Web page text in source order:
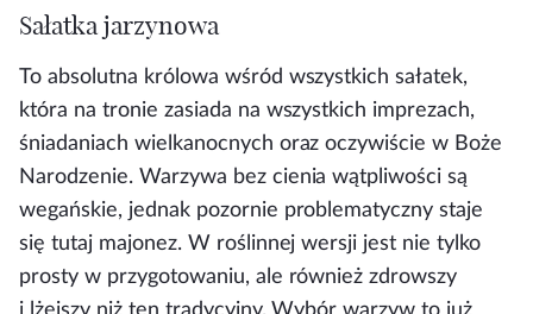
Sałatka jarzynowa
To absolutna królowa wśród wszystkich sałatek,
która na tronie zasiada na wszystkich imprezach,
śniadaniach wielkanocnych oraz oczywiście w Boże
Narodzenie. Warzywa bez cienia wątpliwości są
wegańskie, jednak pozornie problematyczny staje
się tutaj majonez. W roślinnej wersji jest nie tylko
prosty w przygotowaniu, ale również zdrowszy
i lżejszy niż ten tradycyjny. Wybór warzyw to już